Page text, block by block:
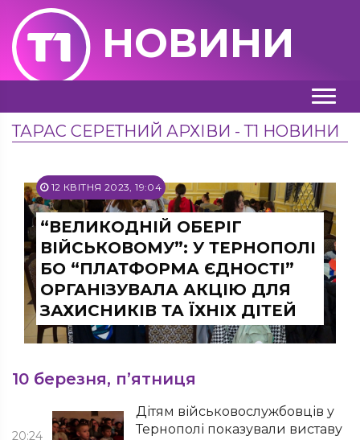
НОВИНИ
ТАРАС СЕРЕТНИЙ АРХІВИ - Т1 НОВИНИ
12 КВІТНЯ 2023, 19:04
“ВЕЛИКОДНІЙ ОБЕРІГ
ВІЙСЬКОВОМУ”: У ТЕРНОПОЛІ
БО “ПЛАТФОРМА ЄДНОСТІ”
ОРГАНІЗУВАЛА АКЦІЮ ДЛЯ
ЗАХИСНИКІВ ТА ЇХНІХ ДІТЕЙ
10 березня, п’ятниця
20:24
Дітям військовослужбовців у
Тернополі показували виставу